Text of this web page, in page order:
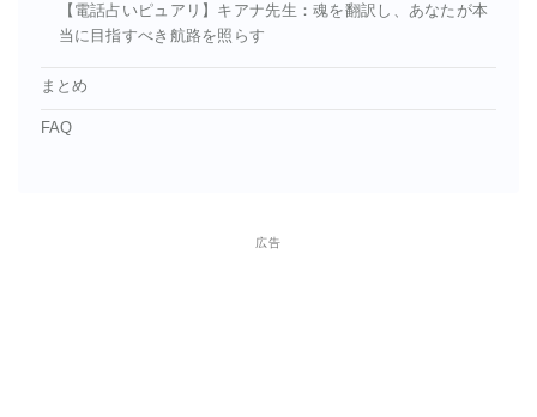
【電話占いピュアリ】キアナ先生：魂を翻訳し、あなたが本
当に目指すべき航路を照らす
まとめ
FAQ
広告